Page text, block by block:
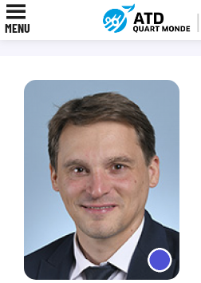
MENU